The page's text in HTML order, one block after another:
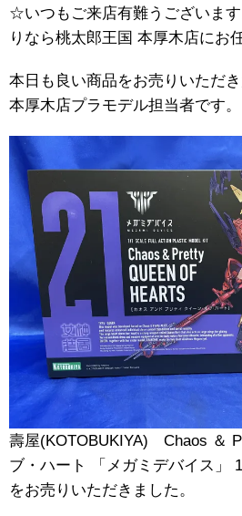
☆いつもご来店有難うございま
りなら桃太郎王国 本厚木店にお
本日も良い商品をお売りいただ
本厚木店プラモデル担当者です。
壽屋(KOTOBUKIYA) Chaos ​＆
ブ・ハート ​「メガミデバイス」
をお売りいただきました。